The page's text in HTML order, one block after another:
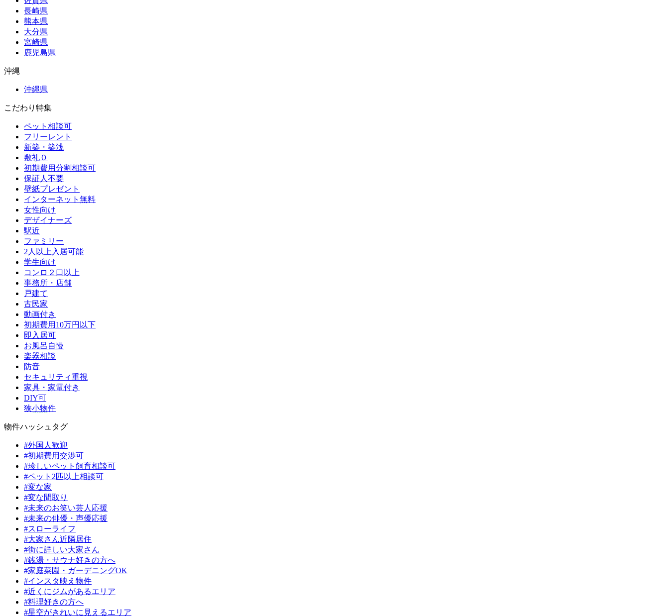
長崎県
熊本県
大分県
宮崎県
鹿児島県
沖縄
沖縄県
こだわり特集
ペット相談可
フリーレント
新築・築浅
敷礼０
初期費用分割相談可
保証人不要
壁紙プレゼント
インターネット無料
女性向け
デザイナーズ
駅近
ファミリー
2人以上入居可能
学生向け
コンロ２口以上
事務所・店舗
戸建て
古民家
動画付き
初期費用10万円以下
即入居可
お風呂自慢
楽器相談
防音
セキュリティ重視
家具・家電付き
DIY可
狭小物件
物件ハッシュタグ
#外国人歓迎
#初期費用交渉可
#珍しいペット飼育相談可
#ペット2匹以上相談可
#変な家
#変な間取り
#未来のお笑い芸人応援
#未来の俳優・声優応援
#スローライフ
#大家さん近隣居住
#街に詳しい大家さん
#銭湯・サウナ好きの方へ
#家庭菜園・ガーデニングOK
#インスタ映え物件
#近くにジムがあるエリア
#料理好きの方へ
#星空がきれいに見えるエリア